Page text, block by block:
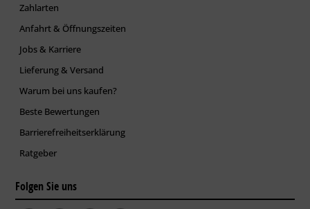
Zahlarten
Anfahrt & Öffnungszeiten
Jobs & Karriere
Lieferung & Versand
Warum bei uns kaufen?
Beste Bewertungen
Barrierefreiheitserklärung
Ratgeber
Folgen Sie uns